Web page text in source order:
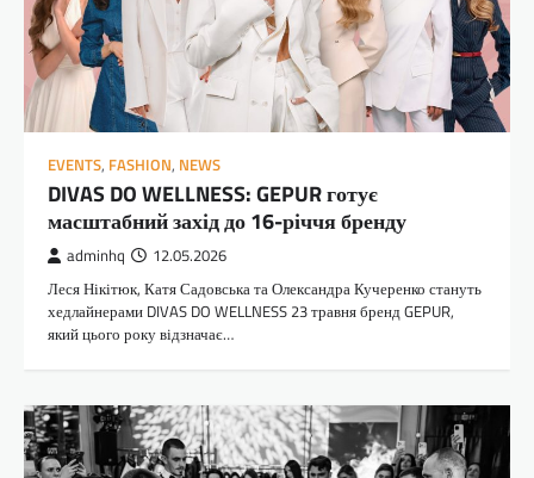
EVENTS, FASHION, NEWS
DIVAS DO WELLNESS: GEPUR готує
масштабний захід до 16-річчя бренду
adminhq 12.05.2026
Леся Нікітюк, Катя Садовська та Олександра Кучеренко стануть
хедлайнерами DIVAS DO WELLNESS 23 травня бренд GEPUR,
який цього року відзначає…